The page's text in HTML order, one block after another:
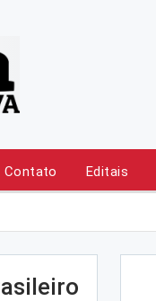
Contato Editais